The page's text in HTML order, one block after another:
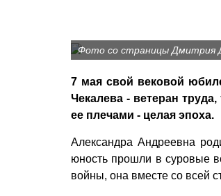
Фото со страницы Дмитрия
7 мая свой вековой
Чекалева - ветеран
ее плечами - целая эпоха.
Александра Андреевна
юность прошли в суровые
войны, она вместе со всей